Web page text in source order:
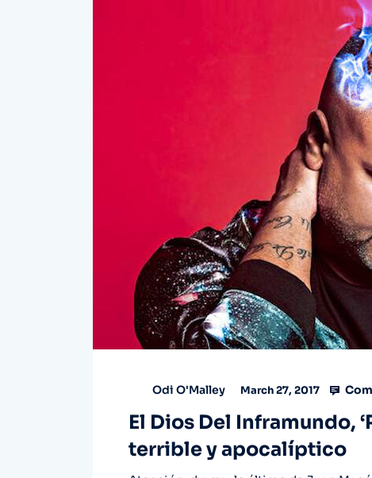
Odi O'Malley March 27, 2017
El Dios Del Inframundo,
terrible y apocalíptico